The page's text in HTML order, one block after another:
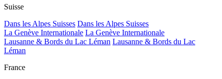
Suisse
Dans les Alpes Suisses Dans les Alpes Suisses
La Genève Internationale La Genève Internationale
Lausanne & Bords du Lac Léman Lausanne & Bords du Lac
Léman
France